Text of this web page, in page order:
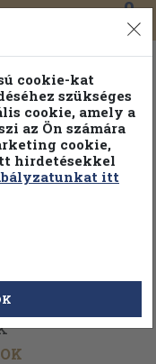
0
Válasszon példányt
cookie-kat
szükséges
cookie, amely a
az Ön számára
cookie,
hirdetésekkel
itt